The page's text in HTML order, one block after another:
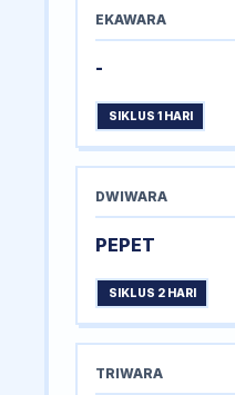
EKAWARA
-
SIKLUS 1 HARI
DWIWARA
PEPET
SIKLUS 2 HARI
TRIWARA